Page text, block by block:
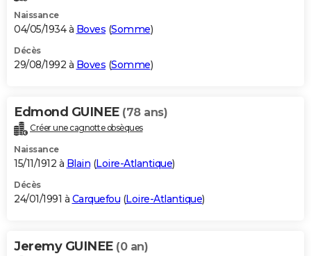
Naissance
04/05/1934 à Boves (Somme)
Décès
29/08/1992 à Boves (Somme)
Edmond GUINEE (78 ans)
Créer une cagnotte obsèques
Naissance
15/11/1912 à Blain (Loire-Atlantique)
Décès
24/01/1991 à Carquefou (Loire-Atlantique)
Jeremy GUINEE (0 an)